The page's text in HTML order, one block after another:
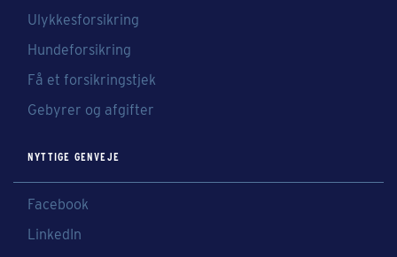
Ulykkesforsikring
Hundeforsikring
Få et forsikringstjek
Gebyrer og afgifter
NYTTIGE GENVEJE
Facebook
LinkedIn